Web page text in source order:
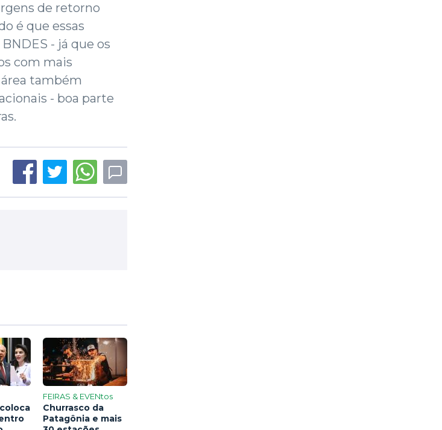
de retorno
é que essas
- já que os
com mais
também
- boa parte
FEIRAS & EVENtos
Churrasco da
Patagônia e mais